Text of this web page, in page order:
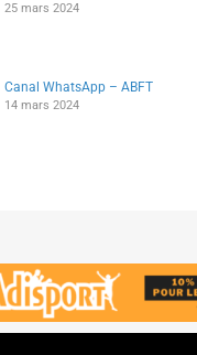
25 mars 2024
Canal WhatsApp – ABFT
14 mars 2024